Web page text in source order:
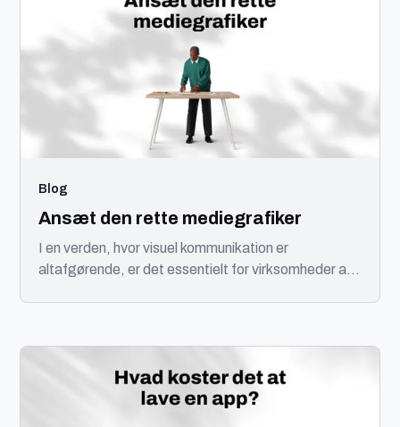
Blog
Ansæt den rette mediegrafiker
I en verden, hvor visuel kommunikation er
altafgørende, er det essentielt for virksomheder at